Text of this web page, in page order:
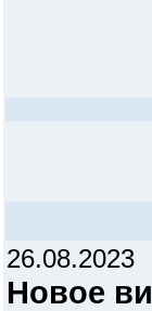
26.08.2023
Новое